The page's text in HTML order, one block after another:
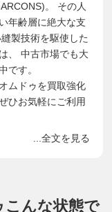
。 その人
年齢層に絶大な支
製技術を駆使した
、 中古市場でも大
です。
ムドゥを買取強化
ひお気軽にご利用
...全文を見る
こんな状態で